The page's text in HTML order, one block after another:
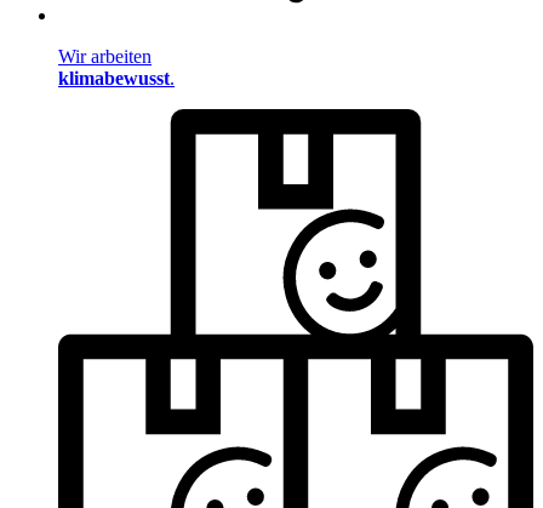
Wir arbeiten
klimabewusst.